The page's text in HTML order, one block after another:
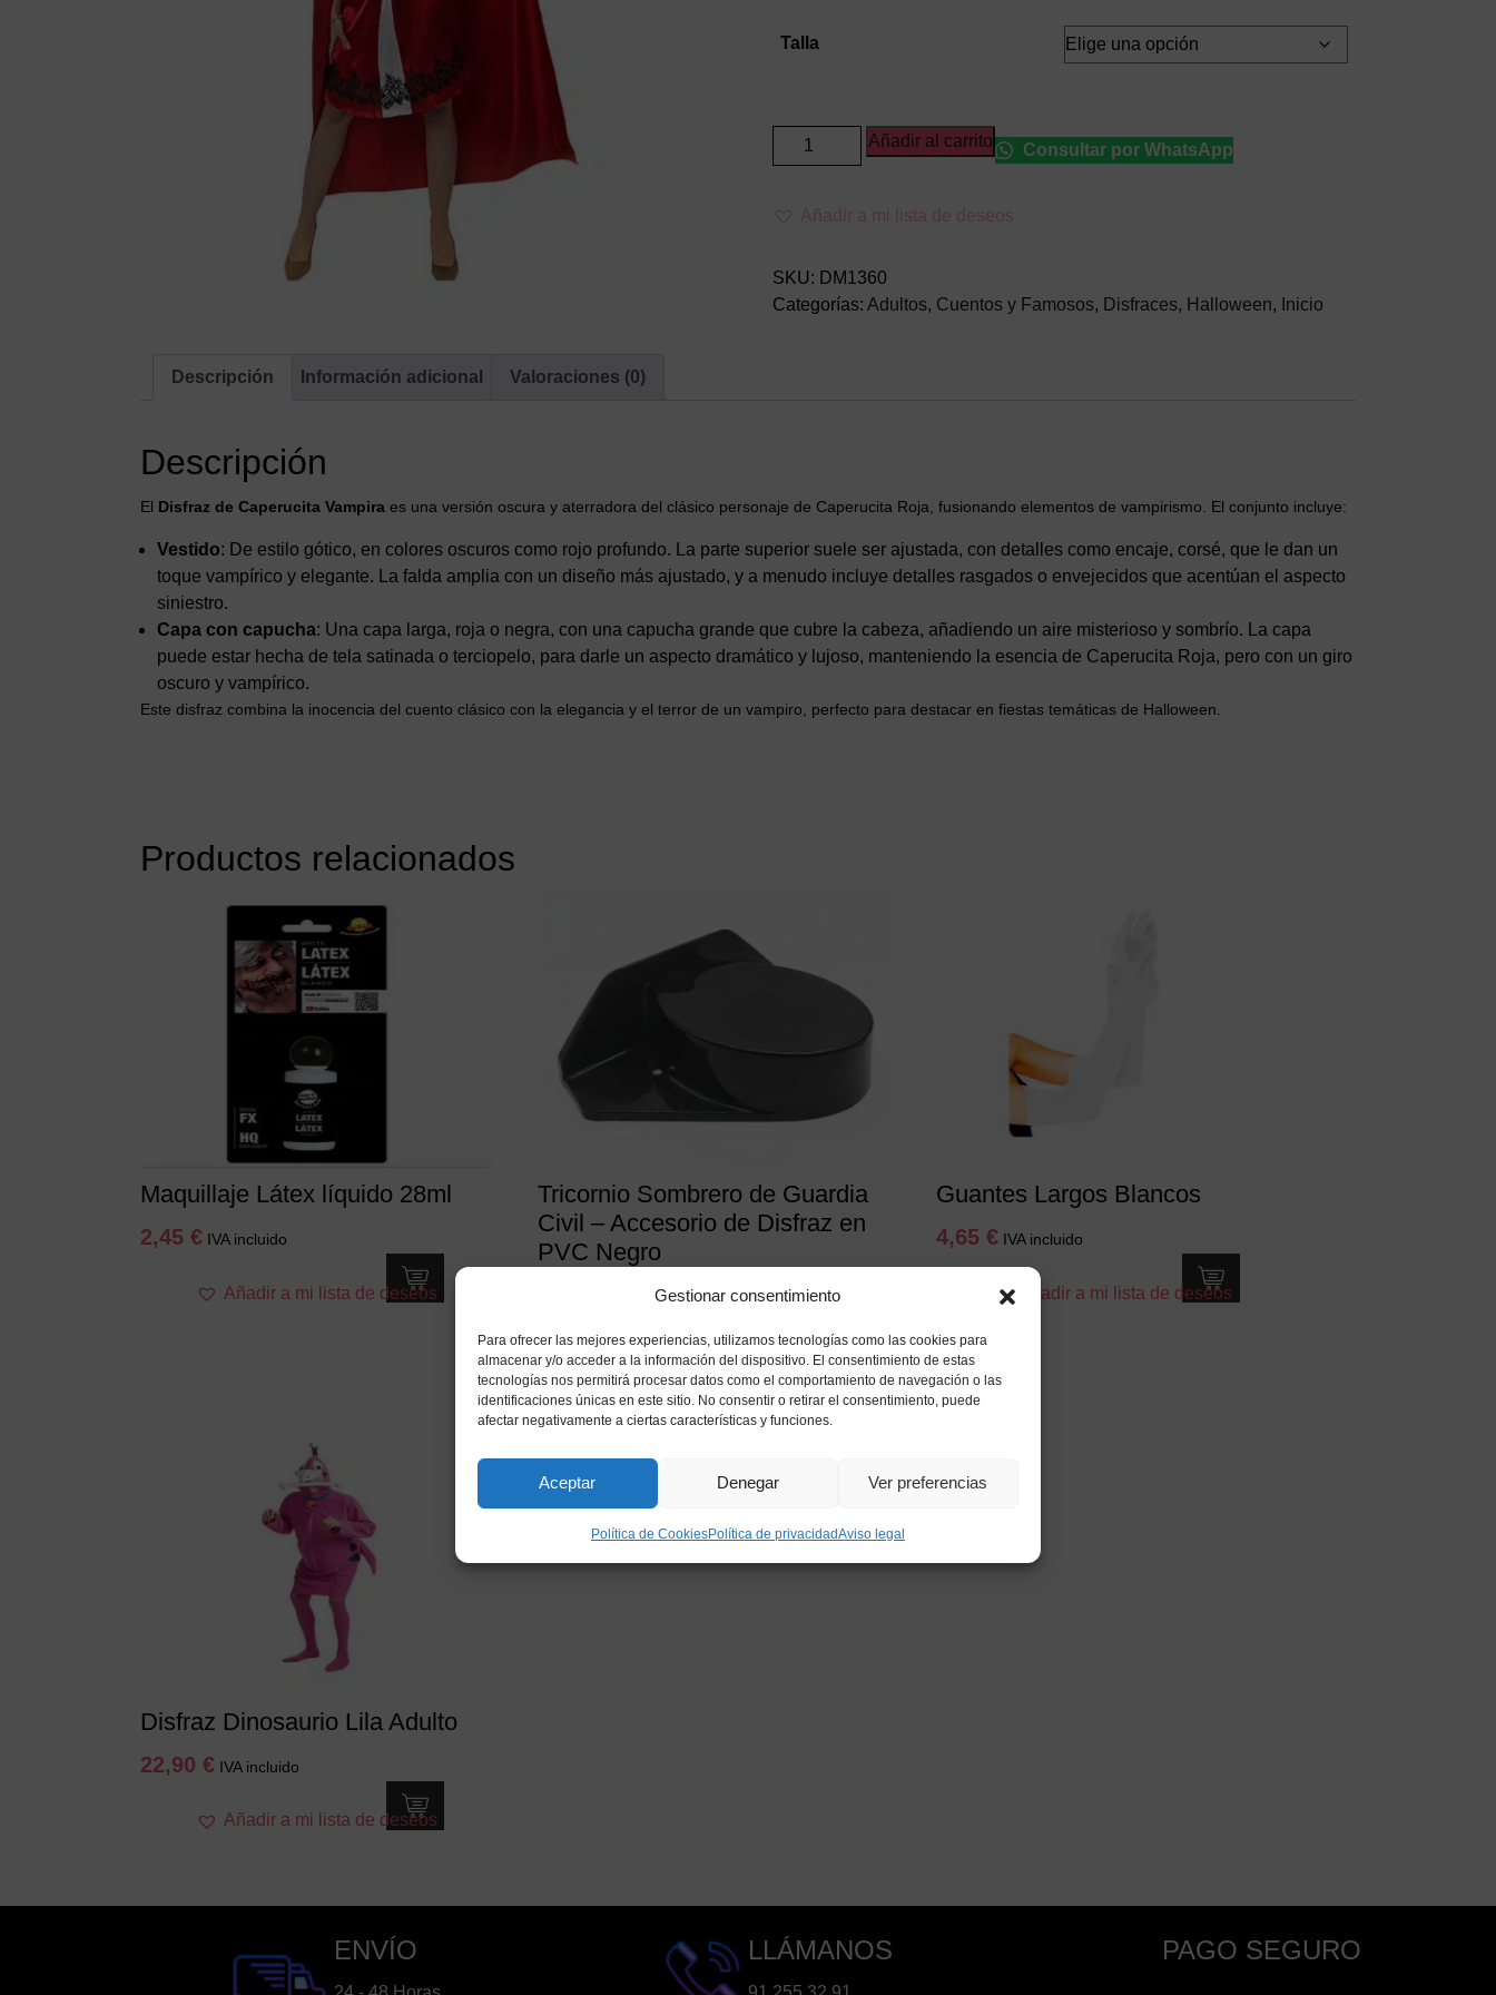
Gestionar consentimiento
Para ofrecer las mejores experiencias, utilizamos tecnologías como las cookies para
almacenar y/o acceder a la información del dispositivo. El consentimiento de estas
tecnologías nos permitirá procesar datos como el comportamiento de navegación o las
identificaciones únicas en este sitio. No consentir o retirar el consentimiento, puede
afectar negativamente a ciertas características y funciones.
Aceptar Denegar Ver preferencias
Política de CookiesPolítica de privacidadAviso legal
Talla
Disfraz
de
Vampira
cantidad
Añadir al carrito Consultar por WhatsApp
Añadir a mi lista de deseos
SKU: DM1360
Categorías: Adultos, Cuentos y Famosos, Disfraces, Halloween, Inicio
Descripción Información adicional Valoraciones (0)
Descripción
El Disfraz de Caperucita Vampira es una versión oscura y aterradora del clásico personaje de Caperucita Roja, fusionando elementos de vampirismo. El conjunto incluye:
Vestido: De estilo gótico, en colores oscuros como rojo profundo. La parte superior suele ser ajustada, con detalles como encaje, corsé, que le dan un
toque vampírico y elegante. La falda amplia con un diseño más ajustado, y a menudo incluye detalles rasgados o envejecidos que acentúan el aspecto
siniestro.
Capa con capucha: Una capa larga, roja o negra, con una capucha grande que cubre la cabeza, añadiendo un aire misterioso y sombrío. La capa
puede estar hecha de tela satinada o terciopelo, para darle un aspecto dramático y lujoso, manteniendo la esencia de Caperucita Roja, pero con un giro
oscuro y vampírico.
Este disfraz combina la inocencia del cuento clásico con la elegancia y el terror de un vampiro, perfecto para destacar en fiestas temáticas de Halloween.
Productos relacionados
Maquillaje Látex líquido 28ml
2,45 € IVA incluido
Añadir a mi lista de deseos
Tricornio Sombrero de Guardia
Civil – Accesorio de Disfraz en
PVC Negro
IVA incluido
Añadir a mi lista de deseos
Guantes Largos Blancos
4,65 € IVA incluido
Añadir a mi lista de deseos
Disfraz Dinosaurio Lila Adulto
22,90 € IVA incluido
producto
variantes.
opciones
se
Añadir a mi lista de deseos
ENVÍO LLÁMANOS PAGO SEGURO